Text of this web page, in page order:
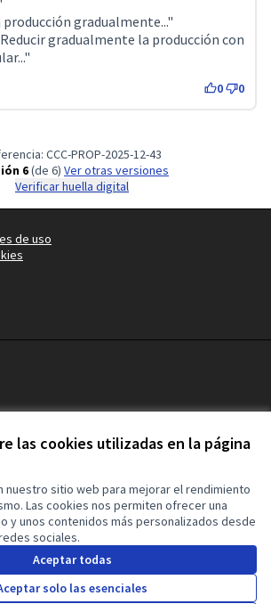
las cookies utilizadas en la página
nuestro sitio web para mejorar el rendimiento
Las cookies nos permiten ofrecer una
y unos contenidos más personalizados desde
sociales.
Aceptar todas
solo las esenciales
producción gradualmente..."
gradualmente la producción con
0 0
CCC-PROP-2025-12-43
6(de 6)
ver otras versiones
Verificar huella digital
de uso
Ropa Limpia en Facebook
Ropa Limpia en Instagram
participativa Manifiesto JT - Campaña
web es responsabilidad exclusiva de la
y de ninguna manera puede considerarse que
de la Unión Europea o de la Comisión